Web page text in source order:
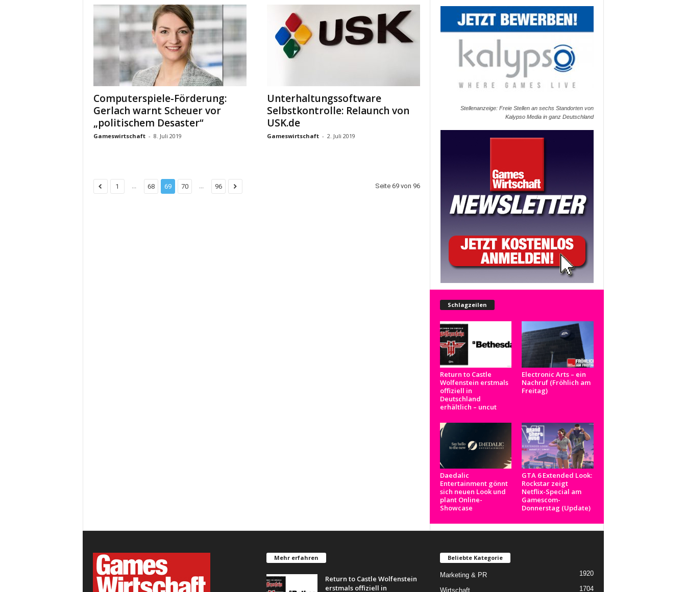
Computerspiele-Förderung:
Gerlach warnt Scheuer vor
„politischem Desaster“
Gameswirtschaft - 8. Juli 2019
Unterhaltungssoftware
Selbstkontrolle: Relaunch von
USK.de
Gameswirtschaft - 2. Juli 2019
1 ... 68 69 70 ... 96 Seite 69 von 96
Stellenanzeige: Freie Stellen an sechs Standorten von
Kalypso Media in ganz Deutschland
Schlagzeilen
Return to Castle
Wolfenstein erstmals
offiziell in
Deutschland
erhältlich – uncut
Electronic Arts – ein
Nachruf (Fröhlich am
Freitag)
Daedalic
Entertainment gönnt
sich neuen Look und
plant Online-
Showcase
GTA 6 Extended Look:
Rockstar zeigt
Netflix-Special am
Gamescom-
Donnerstag (Update)
Mehr erfahren
Return to Castle Wolfenstein
erstmals offiziell in
Beliebte Kategorie
Marketing & PR 1920
Wirtschaft 1704